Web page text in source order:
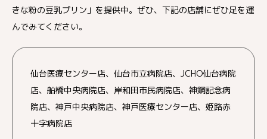
きな粉の豆乳プリン」を提供中。ぜひ、下記の店舗にぜひ足を運
んでみてください。
仙台医療センター店、仙台市立病院店、JCHO仙台病院
店、船橋中央病院店、岸和田市民病院店、神鋼記念病
院店、神戸中央病院店、神戸医療センター店、姫路赤
十字病院店